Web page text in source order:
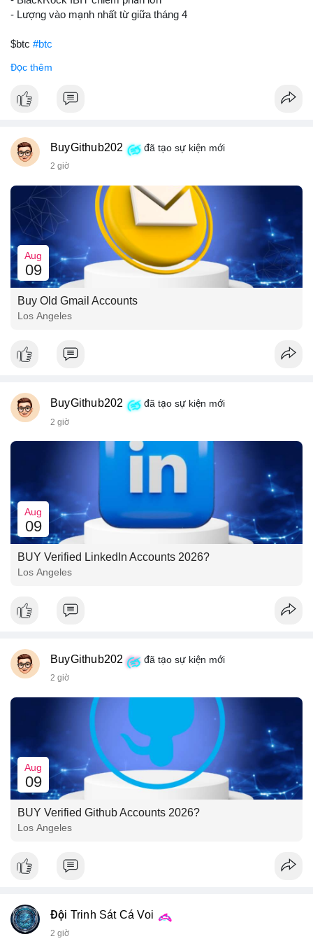
- Lượng vào mạnh nhất từ giữa tháng 4
$btc #btc
#vlikevn #titanbot
📰 Nguồn: CoinDesk
Đọc thêm
BuyGithub202 đã tạo sự kiện mới
2 giờ
Aug
09
Buy Old Gmail Accounts
Los Angeles
BuyGithub202 đã tạo sự kiện mới
2 giờ
Aug
09
BUY Verified LinkedIn Accounts 2026?
Los Angeles
BuyGithub202 đã tạo sự kiện mới
2 giờ
Aug
09
BUY Verified Github Accounts 2026?
Los Angeles
Đội Trinh Sát Cá Voi
2 giờ